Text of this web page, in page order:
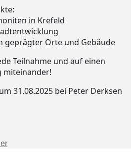
Alltag
2026
in Krefeld
geprägter Orte und Gebäude
Teilnahme und auf einen
miteinander!
31.08.2025 bei Peter Derksen